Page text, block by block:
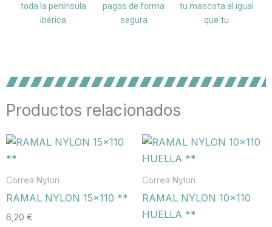
toda la península
ibérica
pagos de forma
segura
tu mascota al igual
que tu
Productos relacionados
Correa Nylon
RAMAL NYLON 15×110 **
6,20 €
Correa Nylon
RAMAL NYLON 10×110
HUELLA **